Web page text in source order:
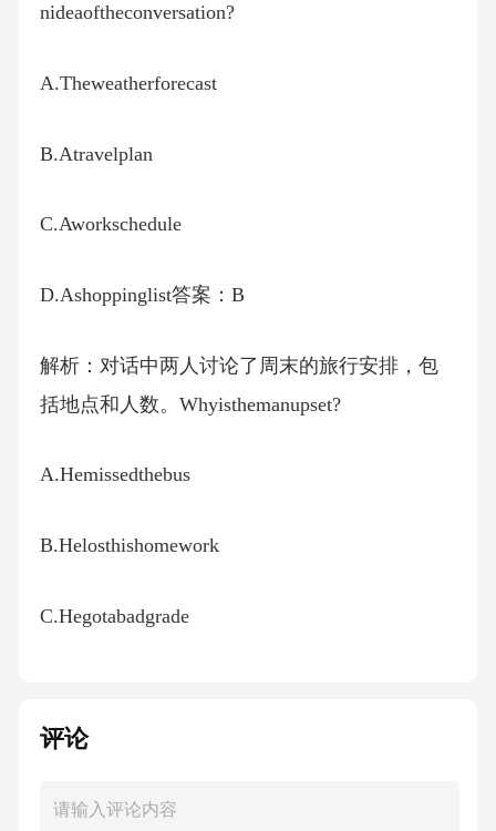
nideaoftheconversation?
A.Theweatherforecast
B.Atravelplan
C.Aworkschedule
D.Ashoppinglist答案：B
解析：对话中两人讨论了周末的旅行安排，包
括地点和人数。Whyisthemanupset?
A.Hemissedthebus
B.Helosthishomework
C.Hegotabadgrade
解析：对话中他提到“Ireallyneedtotalktohim,buth
评论